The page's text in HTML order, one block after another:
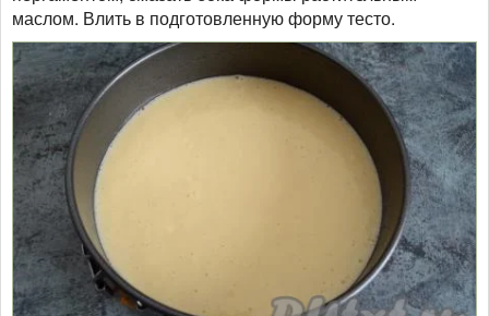
маслом. Влить в подготовленную форму тесто.